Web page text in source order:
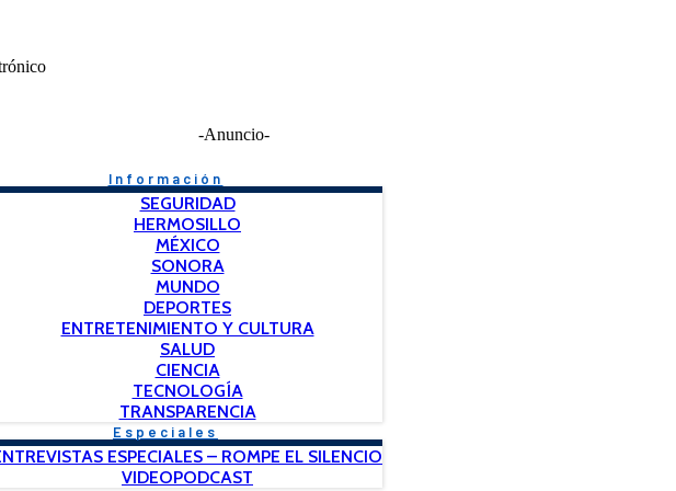
-Anuncio-
Información
SEGURIDAD
HERMOSILLO
MÉXICO
SONORA
MUNDO
DEPORTES
ENTRETENIMIENTO Y CULTURA
SALUD
CIENCIA
TECNOLOGÍA
TRANSPARENCIA
Especiales
ESPECIALES – ROMPE EL SILENCIO
VIDEOPODCAST